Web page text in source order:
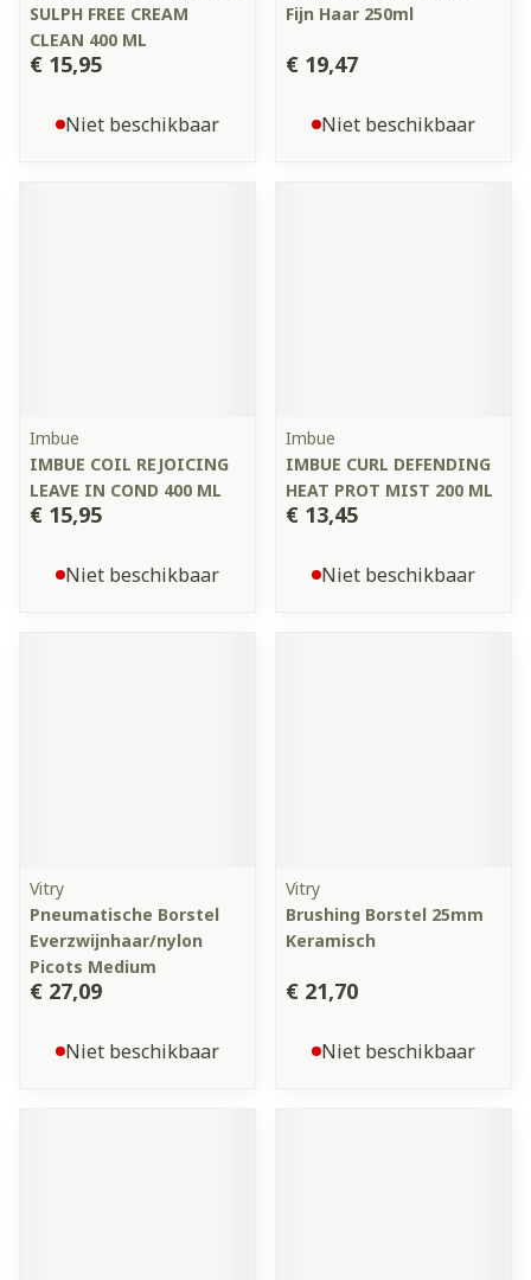
SULPH FREE CREAM
CLEAN 400 ML
€ 15,95
Niet beschikbaar
Fijn Haar 250ml
€ 19,47
Niet beschikbaar
Imbue
IMBUE COIL REJOICING
LEAVE IN COND 400 ML
€ 15,95
Niet beschikbaar
Imbue
IMBUE CURL DEFENDING
HEAT PROT MIST 200 ML
€ 13,45
Niet beschikbaar
Vitry
Pneumatische Borstel
Everzwijnhaar/nylon
Picots Medium
€ 27,09
Niet beschikbaar
Vitry
Brushing Borstel 25mm
Keramisch
€ 21,70
Niet beschikbaar